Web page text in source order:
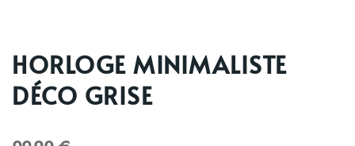
HORLOGE MINIMALISTE
DÉCO GRISE